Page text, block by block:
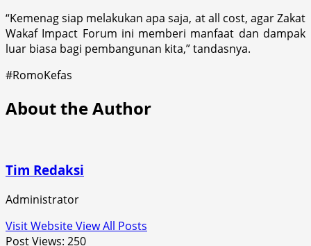
“Kemenag siap melakukan apa saja, at all cost, agar Zakat
Wakaf Impact Forum ini memberi manfaat dan dampak
luar biasa bagi pembangunan kita,” tandasnya.
#RomoKefas
About the Author
Tim Redaksi
Administrator
Visit WebsiteView All Posts
Post Views: 250